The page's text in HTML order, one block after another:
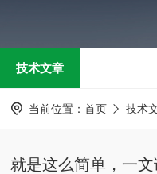
技术文章
当前位置： 首页 技术
就是这么简单，一